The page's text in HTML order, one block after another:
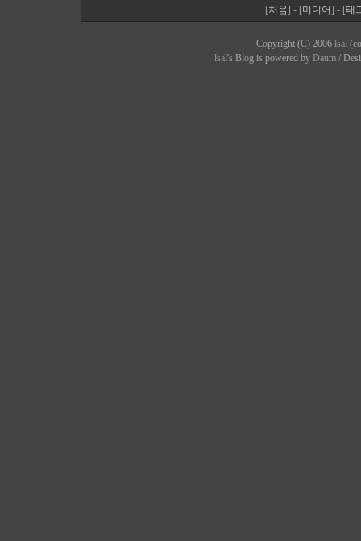
[처음] - [미디어] - [태
Copyright (C) 2006 lsal
lsal's Blog is powered by Daum/